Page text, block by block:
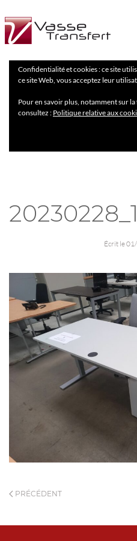
Confidentialité et cookies : ce site
ce site Web, vous acceptez leur
Pour en savoir plus, notamment sur
consultez : Politique relative aux
Écrit le
PRÉCÉDENT